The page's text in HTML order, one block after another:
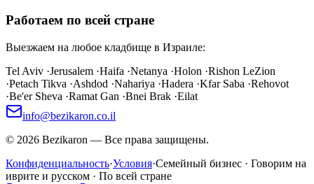
Работаем по всей стране
Выезжаем на любое кладбище в Израиле:
Tel Aviv ·Jerusalem ·Haifa ·Netanya ·Holon ·Rishon LeZion
·Petach Tikva ·Ashdod ·Nahariya ·Hadera ·Kfar Saba ·Rehovot
·Be'er Sheva ·Ramat Gan ·Bnei Brak ·Eilat
info@bezikaron.co.il
© 2026 Bezikaron — Все права защищены.
Конфиденциальность·Условия·Семейный бизнес · Говорим на
иврите и русском · По всей стране